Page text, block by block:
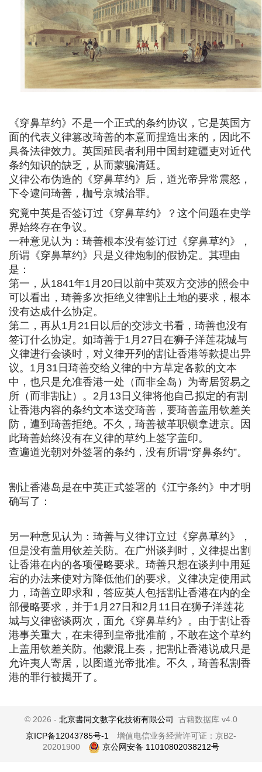
《穿鼻草约》不是一个正式的条约协议，它是英国方
面的代表义律篡改琦善的本意而捏造出来的，因此不
具备法律效力。英国殖民者利用中国封建疆吏对近代
条约知识的缺乏，从而蒙骗清廷。
义律公布伪造的《穿鼻草约》后，道光帝异常震怒，
下令逮问琦善，枷号京城治罪。
究竟中英是否签订过《穿鼻草约》？这个问题在史学
界始终存在争议。
一种意见认为：琦善根本没有签订过《穿鼻草约》，
所谓《穿鼻草约》只是义律炮制的假协定。其理由
是：
第一，从1841年1月20日以前中英双方交涉的照会中
可以看出，琦善多次拒绝义律割让土地的要求，根本
没有达成什么协定。
第二，再从1月21日以后的交涉文书看，琦善也没有
签订什么协定。如琦善于1月27日在狮子洋莲花城与
义律进行会谈时，对义律开列的割让香港等款提出异
议。1月31日琦善交给义律的中方草定各款的文本
中，也只是允准香港一处（而非全岛）为寄居贸易之
所（而非割让）。2月13日义律将他自己拟定的有割
让香港内容的条约文本送交琦善，要琦善盖用钦差关
防，遭到琦善拒绝。不久，琦善被革职锁拿进京。因
此琦善始终没有在义律的草约上签字盖印。
查遍道光朝对外签署的条约，没有所谓“穿鼻条约”。
割让香港岛是在中英正式签署的《江宁条约》中才明
确写了：
另一种意见认为：琦善与义律订立过《穿鼻草约》，
但是没有盖用钦差关防。在广州谈判时，义律提出割
让香港在内的各项侵略要求。琦善只想在谈判中用延
宕的办法来使对方降低他们的要求。义律决定使用武
力，琦善立即求和，答应英人包括割让香港在内的全
部侵略要求，并于1月27日和2月11日在狮子洋莲花
城与义律密谈两次，面允《穿鼻草约》。由于割让香
港事关重大，在未得到皇帝批准前，不敢在这个草约
上盖用钦差关防。他蒙混上奏，把割让香港说成只是
允许夷人寄居，以图道光帝批准。不久，琦善私割香
港的罪行被揭开了。
© 2026 - 北京書同文數字化技術有限公司
古籍数据库 v4.0
京ICP备12043785号-1
增值电信业务经营许可证：京B2-
20201900
京公网安备 11010802038212号